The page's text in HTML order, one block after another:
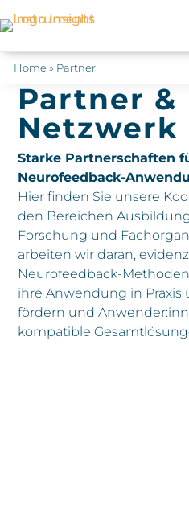
Home » Partner
Partner &
Netzwerk
Starke Partnerschaften
Neurofeedback-
Hier finden Sie unsere
den Bereichen
Forschung und
arbeiten wir daran,
Neurofeedback-
ihre Anwendung in Praxis
fördern und
kompatible